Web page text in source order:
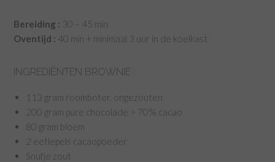
Bereiding : 30 – 45 min
Oventijd : 40 min + minimaal 3 uur in de koelkast
INGREDIËNTEN BROWNIE :
113 gram roomboter, ongezouten
200 gram pure chocolade > 70% cacao
80 gram bloem
2 eetlepels cacaopoeder
Snufje zout